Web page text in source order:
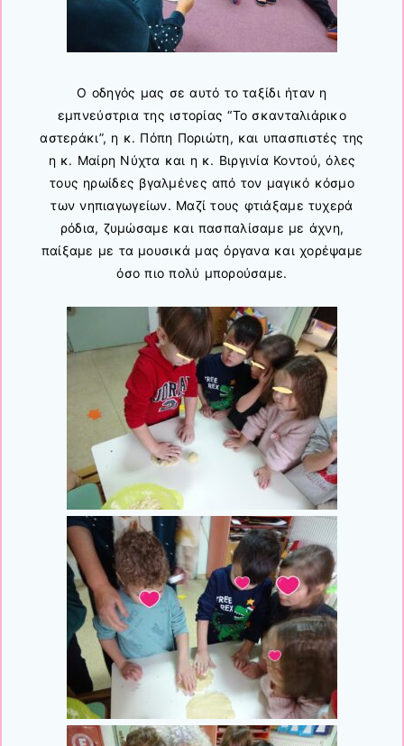
Ο οδηγός μας σε αυτό το ταξίδι ήταν η
εμπνεύστρια της ιστορίας “Το σκανταλιάρικο
αστεράκι”, η κ. Πόπη Ποριώτη, και υπασπιστές της
η κ. Μαίρη Νύχτα και η κ. Βιργινία Κοντού, όλες
τους ηρωίδες βγαλμένες από τον μαγικό κόσμο
των νηπιαγωγείων. Μαζί τους φτιάξαμε τυχερά
ρόδια, ζυμώσαμε και πασπαλίσαμε με άχνη,
παίξαμε με τα μουσικά μας όργανα και χορέψαμε
όσο πιο πολύ μπορούσαμε.